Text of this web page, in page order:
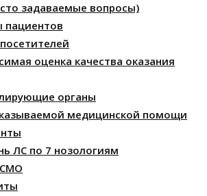
задаваемые вопросы)
пациентов
оценка качества оказания
органы
медицинской помощи
ЛС по 7 нозологиям
СМО